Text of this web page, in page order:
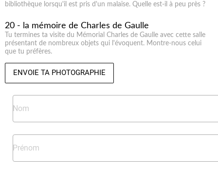
bibliothèque lorsqu'il est pris d'un malaise. Quelle est-il à peu près ?
20 - la mémoire de Charles de Gaulle
Tu termines ta visite du Mémorial Charles de Gaulle avec cette salle
présentant de nombreux objets qui l'évoquent. Montre-nous celui
que tu préfères.
ENVOIE TA PHOTOGRAPHIE